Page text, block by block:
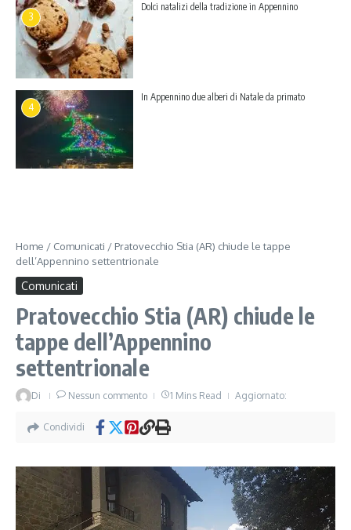
3
Dolci natalizi della tradizione in Appennino
4
In Appennino due alberi di Natale da primato
Home / Comunicati / Pratovecchio Stia (AR) chiude le tappe
dell’Appennino settentrionale
Comunicati
Pratovecchio Stia (AR) chiude le
tappe dell’Appennino
settentrionale
Di Nessun commento 1 Mins Read Aggiornato:
Condividi